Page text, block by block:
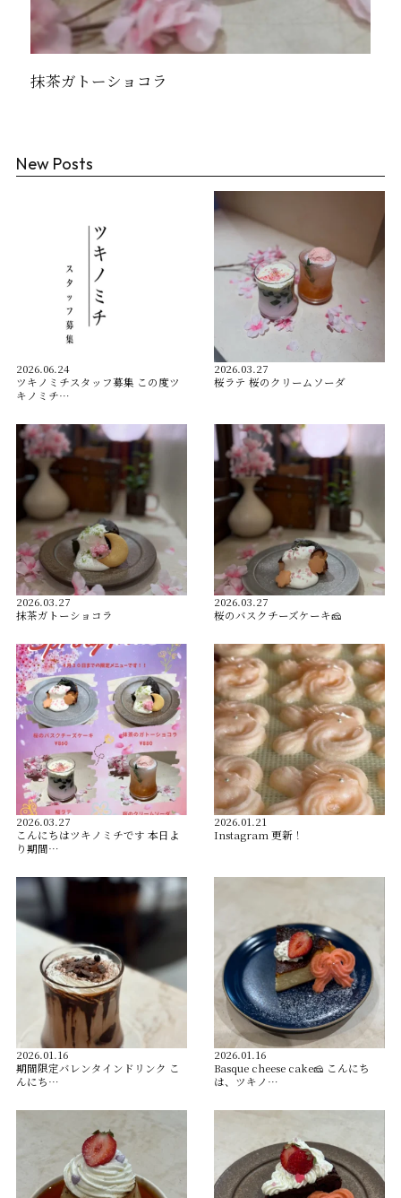
抹茶ガトーショコラ
New Posts
2026.06.24
ツキノミチスタッフ募集 この度ツ
キノミチ…
2026.03.27
桜ラテ 桜のクリームソーダ
2026.03.27
抹茶ガトーショコラ
2026.03.27
桜のバスクチーズケーキ🧀
2026.03.27
こんにちはツキノミチです️ 本日よ
り期間…
2026.01.21
Instagram 更新！
2026.01.16
️期間限定バレンタインドリンク️ こ
んにち…
2026.01.16
Basque cheese cake🧀 こんにち
は、ツキノ…